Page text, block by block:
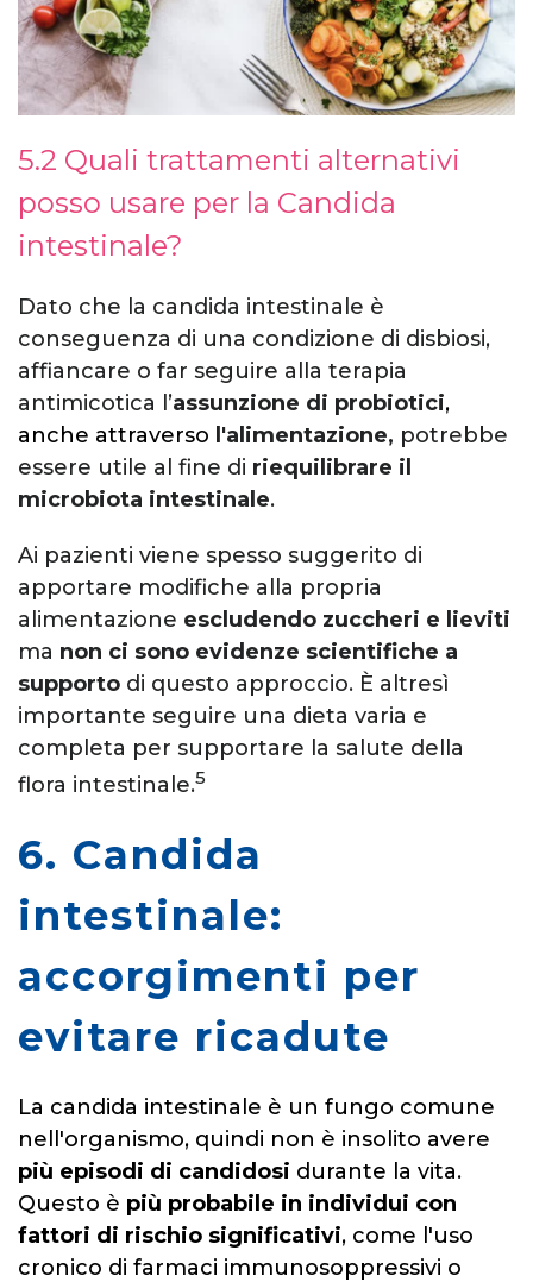
5.2 Quali trattamenti alternativi
posso usare per la Candida
intestinale?
Dato che la candida intestinale è
conseguenza di una condizione di disbiosi,
affiancare o far seguire alla terapia
antimicotica l’assunzione di probiotici,
anche attraverso l'alimentazione, potrebbe
essere utile al fine di riequilibrare il
microbiota intestinale.
Ai pazienti viene spesso suggerito di
apportare modifiche alla propria
alimentazione escludendo zuccheri e lieviti
ma non ci sono evidenze scientifiche a
supporto di questo approccio. È altresì
importante seguire una dieta varia e
completa per supportare la salute della
flora intestinale.5
6. Candida
intestinale:
accorgimenti per
evitare ricadute
La candida intestinale è un fungo comune
nell'organismo, quindi non è insolito avere
più episodi di candidosi durante la vita.
Questo è più probabile in individui con
fattori di rischio significativi, come l'uso
cronico di farmaci immunosoppressivi o